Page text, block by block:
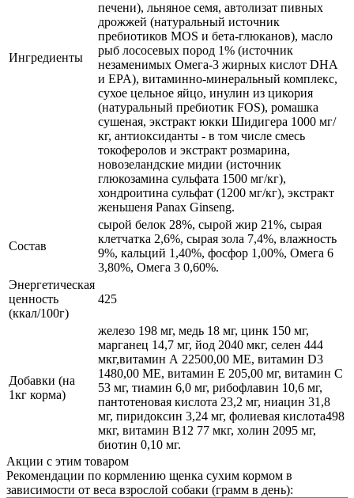
Ингредиенты
печени), льняное семя, автолизат пивных
дрожжей (натуральный источник
пребиотиков MOS и бета-глюканов), масло
рыб лососевых пород 1% (источник
незаменимых Омега-3 жирных кислот DHA
и EPA), витаминно-минеральный комплекс,
сухое цельное яйцо, инулин из цикория
(натуральный пребиотик FOS), ромашка
сушеная, экстракт юкки Шидигера 1000 мг/
кг, антиоксиданты - в том числе смесь
токоферолов и экстракт розмарина,
новозеландские мидии (источник
глюкозамина сульфата 1500 мг/кг),
хондроитина сульфат (1200 мг/кг), экстракт
женьшеня Panax Ginseng.
Состав
сырой белок 28%, сырой жир 21%, сырая
клетчатка 2,6%, сырая зола 7,4%, влажность
9%, кальций 1,40%, фосфор 1,00%, Омега 6
3,80%, Омега 3 0,60%.
Энергетическая
ценность
(ккал/100г)
425
Добавки (на
1кг корма)
железо 198 мг, медь 18 мг, цинк 150 мг,
марганец 14,7 мг, йод 2040 мкг, селен 444
мкг,витамин А 22500,00 МЕ, витамин D3
1480,00 МЕ, витамин Е 205,00 мг, витамин C
53 мг, тиамин 6,0 мг, рибофлавин 10,6 мг,
пантотеновая кислота 23,2 мг, ниацин 31,8
мг, пиридоксин 3,24 мг, фолиевая кислота498
мкг, витамин В12 77 мкг, холин 2095 мг,
биотин 0,10 мг.
Акции с этим товаром
Рекомендации по кормлению щенка сухим кормом в
зависимости от веса взрослой собаки (грамм в день):